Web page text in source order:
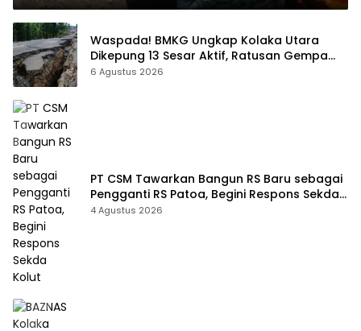
Waspada! BMKG Ungkap Kolaka Utara
Dikepung 13 Sesar Aktif, Ratusan Gempa
Sudah Terekam
6 Agustus 2026
PT CSM Tawarkan Bangun RS Baru sebagai
Pengganti RS Patoa, Begini Respons Sekda
Kolut
4 Agustus 2026